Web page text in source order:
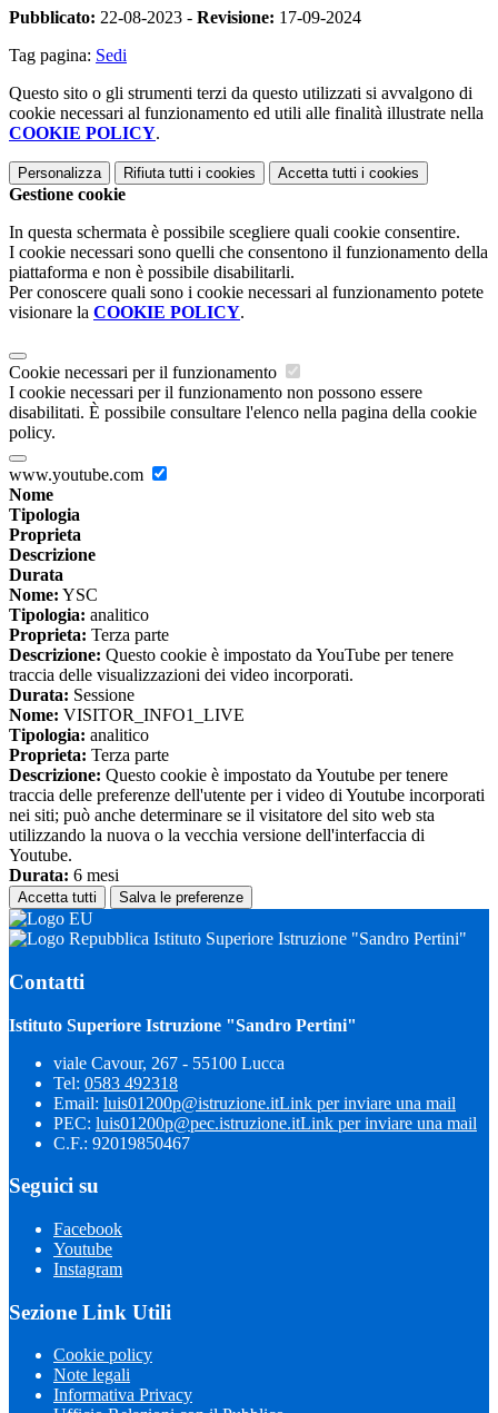
Pubblicato: 22-08-2023 - Revisione: 17-09-2024
Tag pagina: Sedi
Questo sito o gli strumenti terzi da questo utilizzati si avvalgono di
cookie necessari al funzionamento ed utili alle finalità illustrate nella
COOKIE POLICY.
Personalizza Rifiuta tutti i cookies Accetta tutti i cookies
Gestione cookie
In questa schermata è possibile scegliere quali cookie consentire.
I cookie necessari sono quelli che consentono il funzionamento della
piattaforma e non è possibile disabilitarli.
Per conoscere quali sono i cookie necessari al funzionamento potete
visionare la COOKIE POLICY.
Cookie necessari per il funzionamento
I cookie necessari per il funzionamento non possono essere
disabilitati. È possibile consultare l'elenco nella pagina della cookie
policy.
www.youtube.com
Nome
Tipologia
Proprieta
Descrizione
Durata
Nome: YSC
Tipologia: analitico
Proprieta: Terza parte
Descrizione: Questo cookie è impostato da YouTube per tenere
traccia delle visualizzazioni dei video incorporati.
Durata: Sessione
Nome: VISITOR_INFO1_LIVE
Tipologia: analitico
Proprieta: Terza parte
Descrizione: Questo cookie è impostato da Youtube per tenere
traccia delle preferenze dell'utente per i video di Youtube incorporati
nei siti; può anche determinare se il visitatore del sito web sta
utilizzando la nuova o la vecchia versione dell'interfaccia di
Youtube.
Durata: 6 mesi
Accetta tutti Salva le preferenze
Istituto Superiore Istruzione "Sandro Pertini"
Contatti
Istituto Superiore Istruzione "Sandro Pertini"
viale Cavour, 267 - 55100 Lucca
Tel: 0583 492318
Email: luis01200p@istruzione.itLink per inviare una mail
PEC: luis01200p@pec.istruzione.itLink per inviare una mail
C.F.: 92019850467
Seguici su
Facebook
Youtube
Instagram
Sezione Link Utili
Cookie policy
Note legali
Informativa Privacy